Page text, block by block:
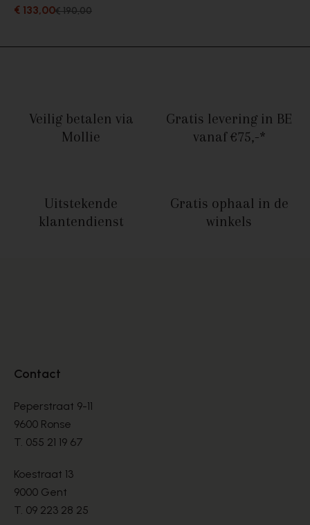
€ 133,00€ 190,00
Veilig betalen via
Mollie
Gratis levering in BE
vanaf €75,-*
Uitstekende
klantendienst
Gratis ophaal in de
winkels
Contact
Peperstraat 9-11
9600 Ronse
T. 055 21 19 67
Koestraat 13
9000 Gent
T. 09 223 28 25